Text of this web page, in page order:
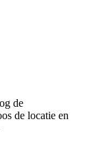
de
de locatie en